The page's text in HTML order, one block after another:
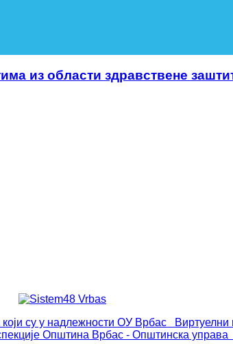
из области здравствене
су у надлежности ОУ Врбас Виртуелни
Општина Врбас - Општинска управа